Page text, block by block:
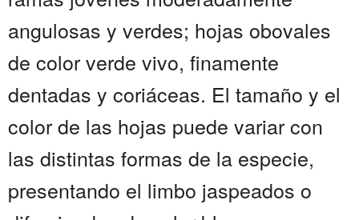
angulosas y verdes; hojas obovales
de color verde vivo, finamente
dentadas y coriáceas. El tamaño y el
color de las hojas puede variar con
las distintas formas de la especie,
presentando el limbo jaspeados o